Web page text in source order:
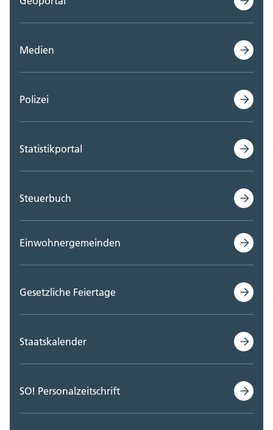
Medien
Polizei
Statistikportal
Steuerbuch
Einwohnergemeinden
Gesetzliche Feiertage
Staatskalender
SO! Personalzeitschrift